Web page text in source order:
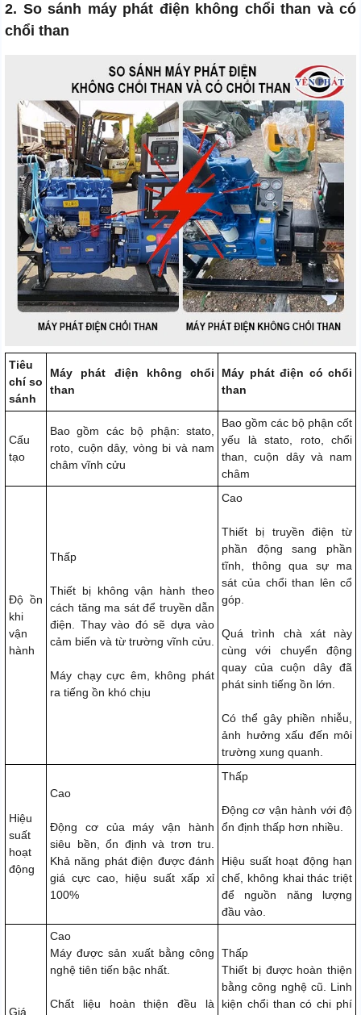
2. So sánh máy phát điện không chổi than và có
chổi than
Tiêu
chí so
sánh
Máy phát điện không chổi
than
Máy phát điện có chổi
than
Cấu
tạo
Bao gồm các bộ phận: stato,
roto, cuộn dây, vòng bi và nam
châm vĩnh cửu
Bao gồm các bộ phận cốt
yếu là stato, roto, chổi
than, cuộn dây và nam
châm
Độ ồn
khi
vận
hành
Thấp
Thiết bị không vận hành theo
cách tăng ma sát để truyền dẫn
điện. Thay vào đó sẽ dựa vào
cảm biến và từ trường vĩnh cửu.
Máy chạy cực êm, không phát
ra tiếng ồn khó chịu
Cao
Thiết bị truyền điện từ
phần động sang phần
tĩnh, thông qua sự ma
sát của chổi than lên cổ
góp.
Quá trình chà xát này
cùng với chuyển động
quay của cuộn dây đã
phát sinh tiếng ồn lớn.
Có thể gây phiền nhiễu,
ảnh hưởng xấu đến môi
trường xung quanh.
Hiệu
suất
hoạt
động
Cao
Động cơ của máy vận hành
siêu bền, ổn định và trơn tru.
Khả năng phát điện được đánh
giá cực cao, hiệu suất xấp xỉ
100%
Thấp
Động cơ vận hành với độ
ổn định thấp hơn nhiều.
Hiệu suất hoạt động hạn
chế, không khai thác triệt
để nguồn năng lượng
đầu vào.
Giá
Cao
Máy được sản xuất bằng công
nghệ tiên tiến bậc nhất.
Chất liệu hoàn thiện đều là
Thấp
Thiết bị được hoàn thiện
bằng công nghệ cũ. Linh
kiện chổi than có chi phí